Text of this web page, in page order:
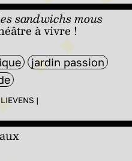
sandwichs mous
à vivre !
jardin passion
|